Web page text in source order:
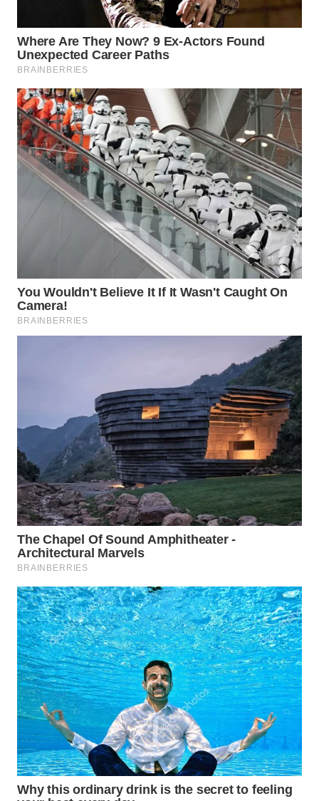
INDRAMAYU
WN
WN
MAJALENGKA
WN
SUBANG
WN
PURWAKARTA
SOLO
WN
BOROBUDUR
WN
MADURA
WN
SURABAYA
WN
NATUNA
WN
BINTAN
WN
MANDALIKA